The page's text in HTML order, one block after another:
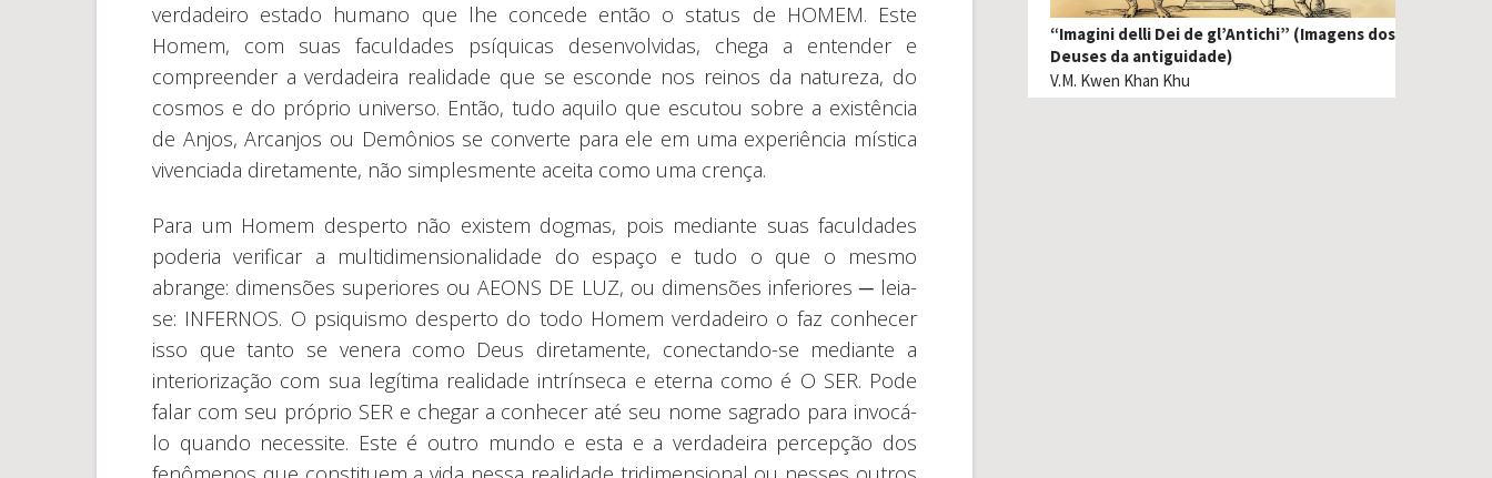
verdadeiro estado humano que lhe concede então o status de HOMEM. Este
Homem, com suas faculdades psíquicas desenvolvidas, chega a entender e
compreender a verdadeira realidade que se esconde nos reinos da natureza, do
cosmos e do próprio universo. Então, tudo aquilo que escutou sobre a existência
de Anjos, Arcanjos ou Demônios se converte para ele em uma experiência mística
vivenciada diretamente, não simplesmente aceita como uma crença.
Para um Homem desperto não existem dogmas, pois mediante suas faculdades
poderia verificar a multidimensionalidade do espaço e tudo o que o mesmo
abrange: dimensões superiores ou AEONS DE LUZ, ou dimensões inferiores ─ leia-
se: INFERNOS. O psiquismo desperto do todo Homem verdadeiro o faz conhecer
isso que tanto se venera como Deus diretamente, conectando-se mediante a
interiorização com sua legítima realidade intrínseca e eterna como é O SER. Pode
falar com seu próprio SER e chegar a conhecer até seu nome sagrado para invocá-
lo quando necessite. Este é outro mundo e esta e a verdadeira percepção dos
“Imagini delli Dei de gl’Antichi” (Imagens dos
Deuses da antiguidade)
V.M. Kwen Khan Khu